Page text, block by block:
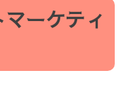
ーケティ